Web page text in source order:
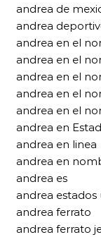
andrea de
andrea
andrea en el
andrea en el
andrea en el
andrea en el
andrea en el
andrea en
andrea en linea
andrea en
andrea es
andrea estados
andrea ferrato
andrea ferrato